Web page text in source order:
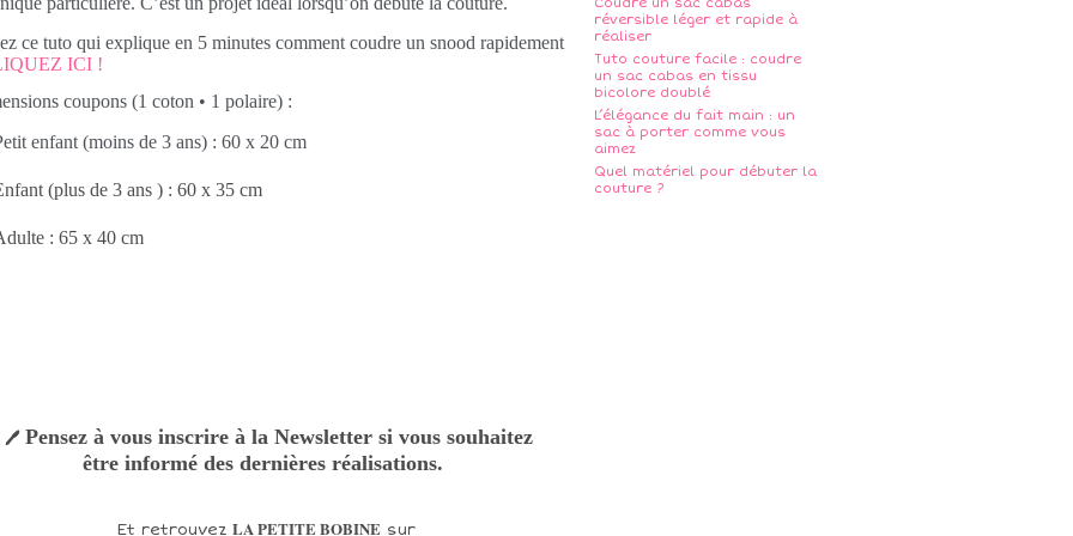
réversible léger et rapide à
réaliser
Tuto couture facile : coudre
un sac cabas en tissu
bicolore doublé
L’élégance du fait main : un
sac à porter comme vous
aimez
Quel matériel pour débuter la
couture ?
ce tuto qui explique en 5 minutes comment coudre un snood rapidement
ICI !
coupons (1 coton • 1 polaire) :
enfant (moins de 3 ans) : 60 x 20 cm
(plus de 3 ans ) : 60 x 35 cm
: 65 x 40 cm
🖊Pensez à vous inscrire à la Newsletter si vous souhaitez
être informé des dernières réalisations.
Et retrouvez LA PETITE BOBINE sur